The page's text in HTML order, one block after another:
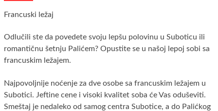
Francuski ležaj
Odlučili ste da povedete svoju lepšu polovinu u Suboticu ili
romantičnu šetnju Palićem? Opustite se u našoj lepoj sobi sa
francuskim ležajem.
Najpovoljnije noćenje za dve osobe sa francuskim ležajem u
Subotici. Jeftine cene i visoki kvalitet soba će Vas oduševiti.
Smeštaj je nedaleko od samog centra Subotice, a do Palićkog